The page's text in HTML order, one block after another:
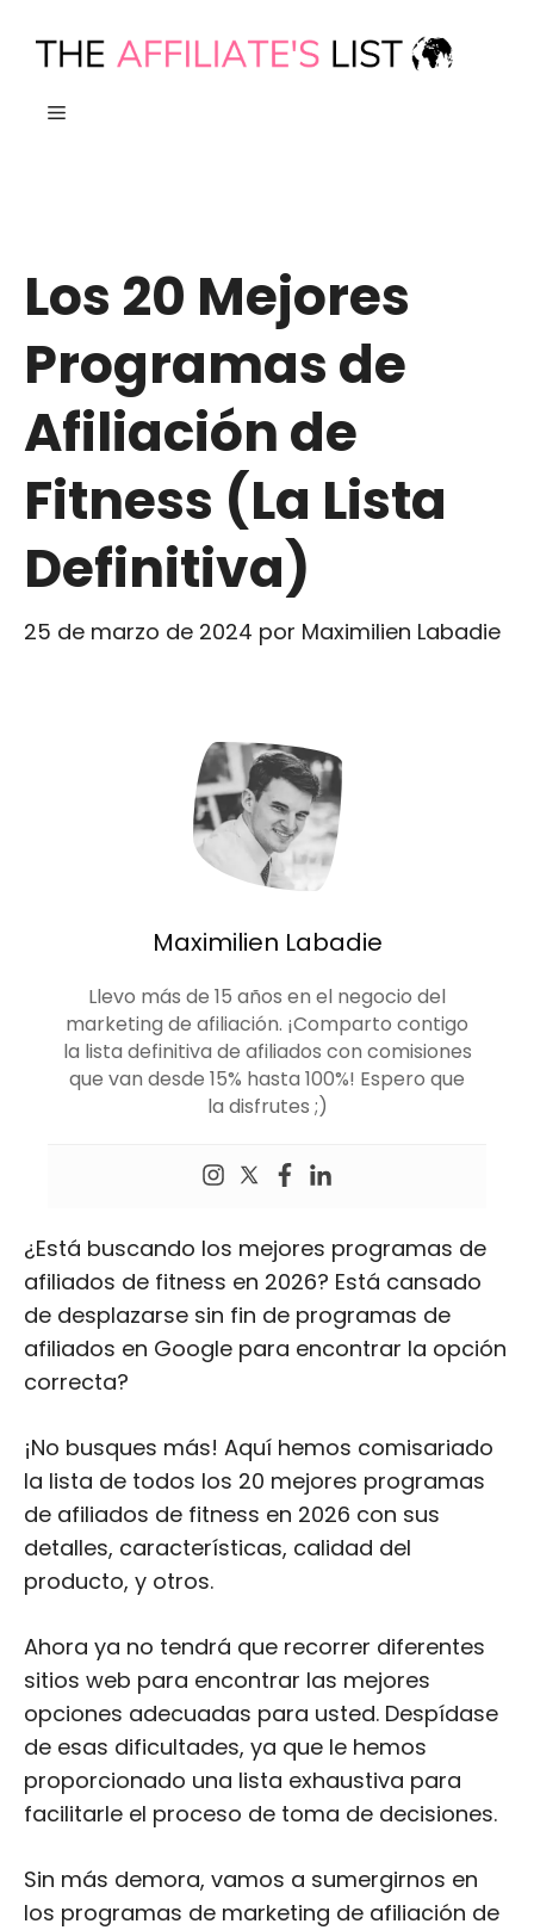
MENÚ
Los 20 Mejores
Programas de
Afiliación de
Fitness (La Lista
Definitiva)
25 de marzo de 2024 por Maximilien Labadie
Maximilien Labadie
Llevo más de 15 años en el negocio del
marketing de afiliación. ¡Comparto contigo
la lista definitiva de afiliados con comisiones
que van desde 15% hasta 100%! Espero que
la disfrutes ;)
¿Está buscando los mejores programas de
afiliados de fitness en 2026? Está cansado
de desplazarse sin fin de programas de
afiliados en Google para encontrar la opción
correcta?
¡No busques más! Aquí hemos comisariado
la lista de todos los 20 mejores programas
de afiliados de fitness en 2026 con sus
detalles, características, calidad del
producto, y otros.
Ahora ya no tendrá que recorrer diferentes
sitios web para encontrar las mejores
opciones adecuadas para usted. Despídase
de esas dificultades, ya que le hemos
proporcionado una lista exhaustiva para
facilitarle el proceso de toma de decisiones.
Sin más demora, vamos a sumergirnos en
los programas de marketing de afiliación de